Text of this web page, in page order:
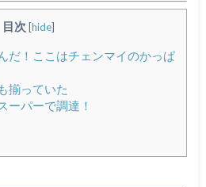
目次 [hide]
だ！ここはチェンマイのかっぱ
揃っていた
ーパーで調達！